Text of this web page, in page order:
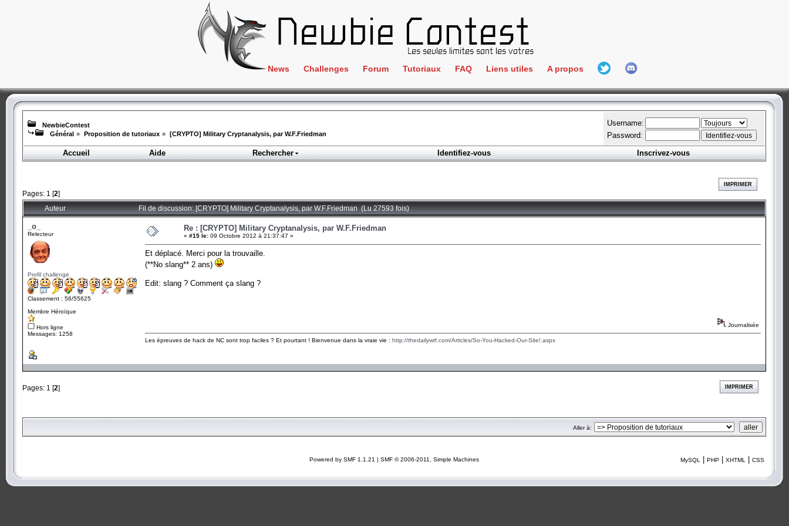
News Challenges
Crackme
ClientSide
Forensics
Programmation
Stéganographie
Wargame
Forum Tutoriaux FAQ Liens utiles
IRC
Newbie Connect
Partenaires
Goodies
L'incubateur
A propos
L'équipe
Hall Of Fame
NewbieContest
Général » Proposition de tutoriaux » [CRYPTO] Military Cryptanalysis, par W.F.Friedman
Username:
Password:
Accueil
Aide Rechercher Identifiez-vous Inscrivez-vous
Pages: 1 [2]
IMPRIMER
Auteur Fil de discussion: [CRYPTO] Military Cryptanalysis, par W.F.Friedman (Lu 27593 fois)
_o_
Relecteur
Profil challenge
Classement : 56/55625
Membre Héroïque
Hors ligne
Messages: 1258
Re : [CRYPTO] Military Cryptanalysis, par W.F.Friedman
« #15 le: 09 Octobre 2012 à 21:37:47 »
Et déplacé. Merci pour la trouvaille.
(**No slang** 2 ans)
Edit: slang ? Comment ça slang ?
Journalisée
Les épreuves de hack de NC sont trop faciles ? Et pourtant ! Bienvenue dans la vraie vie : http://thedailywtf.com/Articles/So-You-Hacked-Our-Site!.aspx
Pages: 1 [2] IMPRIMER
Aller à:
Powered by SMF 1.1.21 SMF © 2006-2011, Simple Machines MySQL PHP XHTML CSS